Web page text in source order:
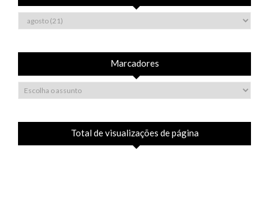
Marcadores
Total de visualizações de página